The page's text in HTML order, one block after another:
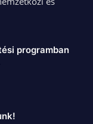
programban